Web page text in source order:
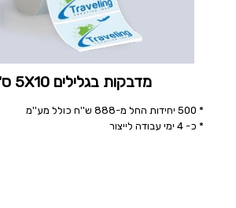
מדבקות בגלילים 5X10 ס''מ
* 500 יחידות החל מ-888 ש''ח כולל מע''מ
* כ- 4 ימי עבודה לייצור